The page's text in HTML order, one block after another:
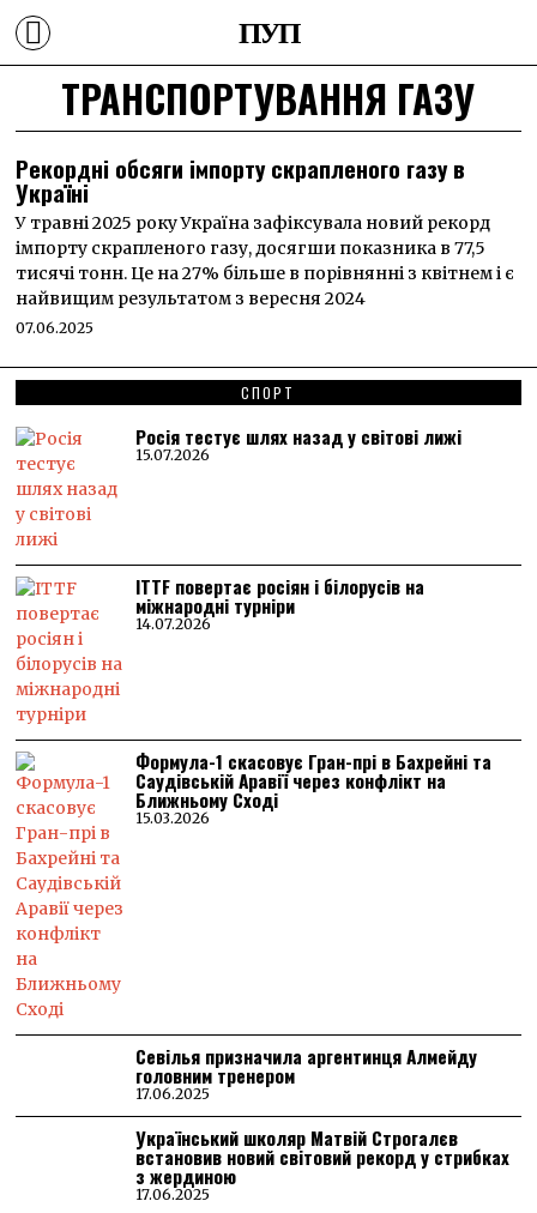
ПУП
ТРАНСПОРТУВАННЯ ГАЗУ
Рекордні обсяги імпорту скрапленого газу в
Україні
У травні 2025 року Україна зафіксувала новий рекорд
імпорту скрапленого газу, досягши показника в 77,5
тисячі тонн. Це на 27% більше в порівнянні з квітнем і є
найвищим результатом з вересня 2024
07.06.2025
СПОРТ
Росія тестує шлях назад у світові лижі
15.07.2026
ITTF повертає росіян і білорусів на
міжнародні турніри
14.07.2026
Формула-1 скасовує Гран-прі в Бахрейні та
Саудівській Аравії через конфлікт на
Ближньому Сході
15.03.2026
Севілья призначила аргентинця Алмейду
головним тренером
17.06.2025
Український школяр Матвій Строгалєв
встановив новий світовий рекорд у стрибках
з жердиною
17.06.2025